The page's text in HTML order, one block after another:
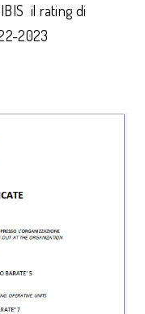
il rating di
2023